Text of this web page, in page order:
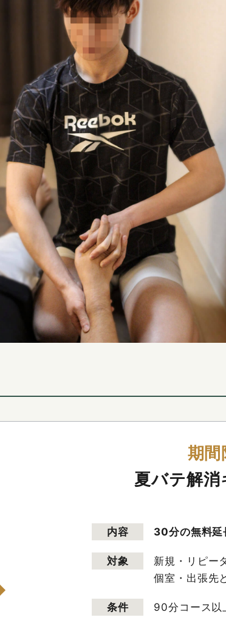
期間
夏バテ解消
内容 30分の無料延
対象
新規・リピー
個室・出張先
条件 90分コース以